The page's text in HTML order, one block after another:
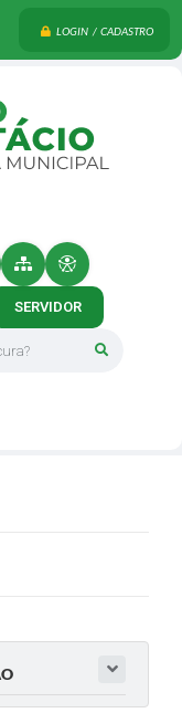
LOGIN / CADASTRO
SERVIDOR